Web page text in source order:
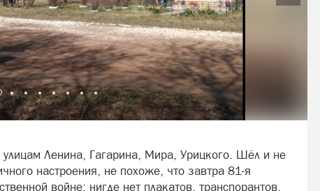
улицам Ленина, Гагарина, Мира, Урицкого. Шёл и не
настроения, не похоже, что завтра 81-я
войне: нигде нет плакатов, транспорантов,